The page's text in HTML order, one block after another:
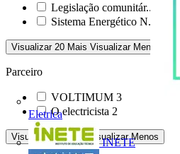
Eletrica
INETE
Legislação comunitár...
Sistema Energético N...
Visualizar 20 Mais Visualizar Menos
Parceiro
VOLTIMUM 3
O electricista 2
Visualizar -4 Mais Visualizar Menos